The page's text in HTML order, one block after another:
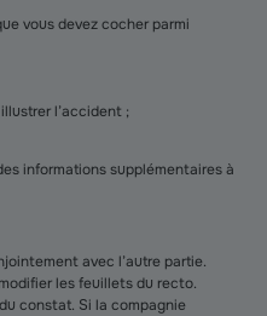
vous devez cocher parmi
l’accident ;
informations supplémentaires à
avec l’autre partie.
les feuillets du recto.
constat. Si la compagnie